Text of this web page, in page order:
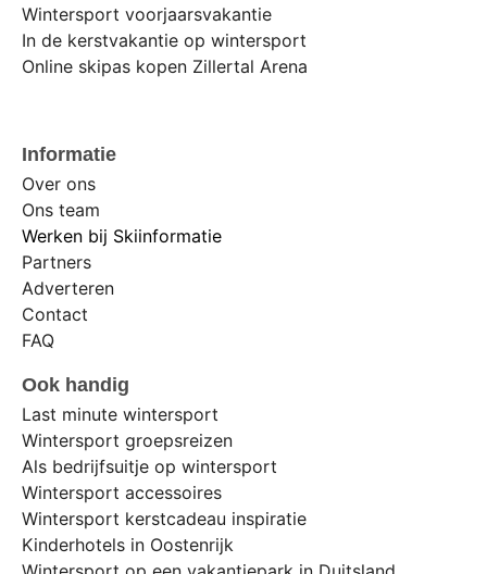
Wintersport voorjaarsvakantie
In de kerstvakantie op wintersport
Online skipas kopen Zillertal Arena
Informatie
Over ons
Ons team
Werken bij Skiinformatie
Partners
Adverteren
Contact
FAQ
Ook handig
Last minute wintersport
Wintersport groepsreizen
Als bedrijfsuitje op wintersport
Wintersport accessoires
Wintersport kerstcadeau inspiratie
Kinderhotels in Oostenrijk